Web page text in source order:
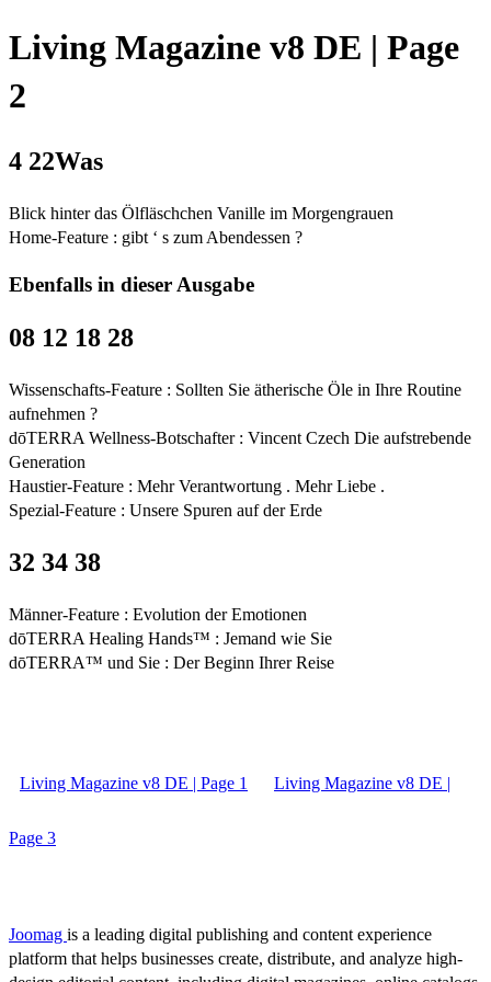
Living Magazine v8 DE | Page
2
4 22Was
Blick hinter das Ölfläschchen Vanille im Morgengrauen
Home-Feature : gibt ‘ s zum Abendessen ?
Ebenfalls in dieser Ausgabe
08 12 18 28
Wissenschafts-Feature : Sollten Sie ätherische Öle in Ihre Routine
aufnehmen ?
dōTERRA Wellness-Botschafter : Vincent Czech Die aufstrebende
Generation
Haustier-Feature : Mehr Verantwortung . Mehr Liebe .
Spezial-Feature : Unsere Spuren auf der Erde
32 34 38
Männer-Feature : Evolution der Emotionen
dōTERRA Healing Hands™ : Jemand wie Sie
dōTERRA™ und Sie : Der Beginn Ihrer Reise
Living Magazine v8 DE | Page 1 Living Magazine v8 DE |
Page 3
Joomag is a leading digital publishing and content experience
platform that helps businesses create, distribute, and analyze high-